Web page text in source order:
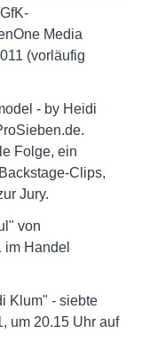
Media
(vorläufig
- by Heidi
Folge, ein
Clips,
Jury.
von
im Handel
Klum" - siebte
um 20.15 Uhr auf